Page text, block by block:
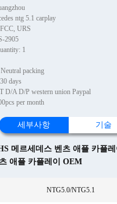
ntg 5.1 carplay
URS
2905
1
packing
days
D/A D/P western union Paypal
per month
세부사항 기술
메르세데스 벤츠 애플 카플레
애플 카플레이 OEM
NTG5.0/NTG5.1